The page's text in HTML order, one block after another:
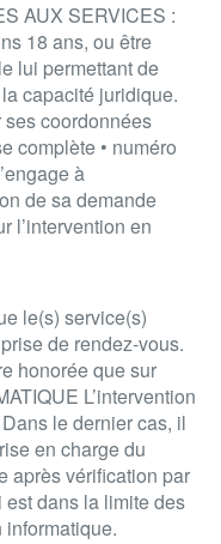
AUX SERVICES :
18 ans, ou être
lui permettant de
capacité juridique.
ses coordonnées
complète • numéro
à
de sa demande
l’intervention en
le(s) service(s)
de rendez-vous.
honorée que sur
L’intervention
le dernier cas, il
en charge du
après vérification par
dans la limite des